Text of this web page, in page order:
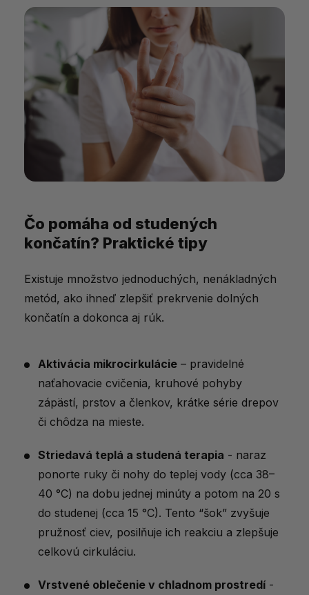
Čo pomáha od studených
končatín? Praktické tipy
Existuje množstvo jednoduchých, nenákladných
metód, ako ihneď zlepšiť prekrvenie dolných
končatín a dokonca aj rúk.
Aktivácia mikrocirkulácie – pravidelné
naťahovacie cvičenia, kruhové pohyby
zápästí, prstov a členkov, krátke série drepov
či chôdza na mieste.
Striedavá teplá a studená terapia - naraz
ponorte ruky či nohy do teplej vody (cca 38–
40 °C) na dobu jednej minúty a potom na 20 s
do studenej (cca 15 °C). Tento “šok” zvyšuje
pružnosť ciev, posilňuje ich reakciu a zlepšuje
celkovú cirkuláciu.
Vrstvené oblečenie v chladnom prostredí -